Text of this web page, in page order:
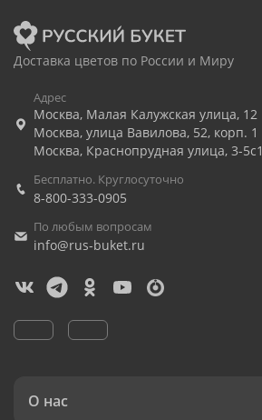
Доставка цветов по России и Миру
Адрес
Москва, Малая Калужская улица, 12
Москва, улица Вавилова, 52, корп. 1
Москва, Краснопрудная улица, 3-5с1
Бесплатно. Круглосуточно
8-800-333-0905
По любым вопросам
info@rus-buket.ru
О нас